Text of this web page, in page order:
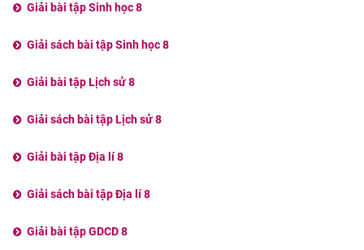
Giải bài tập Sinh học 8
Giải sách bài tập Sinh học 8
Giải bài tập Lịch sử 8
Giải sách bài tập Lịch sử 8
Giải bài tập Địa lí 8
Giải sách bài tập Địa lí 8
Giải bài tập GDCD 8